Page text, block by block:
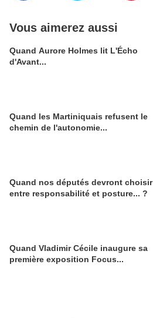
Vous aimerez aussi
Quand Aurore Holmes lit L'Écho
d'Avant...
Quand les Martiniquais refusent le
chemin de l'autonomie...
Quand nos députés devront choisir
entre responsabilité et posture... ?
Quand Vladimir Cécile inaugure sa
première exposition Focus...